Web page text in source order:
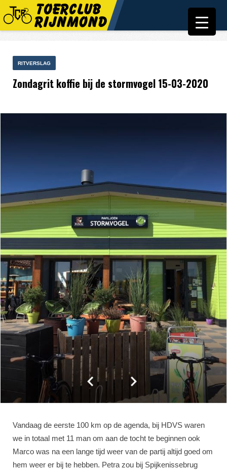
RITVERSLAG
Zondagrit koffie bij de stormvogel 15-03-2020
Vandaag de eerste 100 km op de agenda, bij HDVS waren
we in totaal met 11 man om aan de tocht te beginnen ook
Marco was na een lange tijd weer van de partij altijd goed om
hem weer er bij te hebben. Petra zou bij Spijkenissebrug